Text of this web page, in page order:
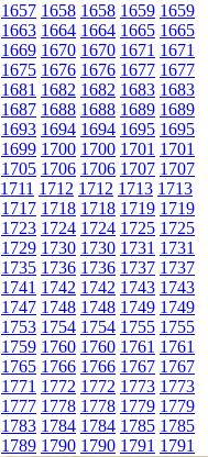
1657 1658 1658 1659 1659
1663 1664 1664 1665 1665
1669 1670 1670 1671 1671
1675 1676 1676 1677 1677
1681 1682 1682 1683 1683
1687 1688 1688 1689 1689
1693 1694 1694 1695 1695
1699 1700 1700 1701 1701
1705 1706 1706 1707 1707
1711 1712 1712 1713 1713
1717 1718 1718 1719 1719
1723 1724 1724 1725 1725
1729 1730 1730 1731 1731
1735 1736 1736 1737 1737
1741 1742 1742 1743 1743
1747 1748 1748 1749 1749
1753 1754 1754 1755 1755
1759 1760 1760 1761 1761
1765 1766 1766 1767 1767
1771 1772 1772 1773 1773
1777 1778 1778 1779 1779
1783 1784 1784 1785 1785
1789 1790 1790 1791 1791